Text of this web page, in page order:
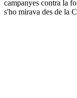
campanyes contra la
s'ho mirava des de la